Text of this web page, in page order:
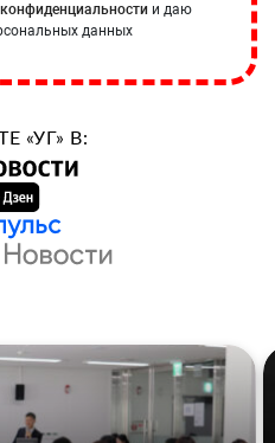
и даю
данных
«УГ» В: